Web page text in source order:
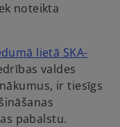
noteikta
lietā SKA-
valdes
ir tiesīgs
pabalstu.